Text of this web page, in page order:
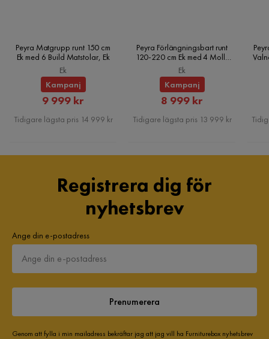
Sitthöjd (cm): 49
Peyra Matgrupp runt 150 cm
Ek med 6 Build Matstolar, Ek
Ek
Kampanj
Rabatterat
Pris
9 999 kr
Tidigare lägsta pris 14 999 kr
Peyra Förlängningsbart runt
120-220 cm Ek med 4 Molly
Matstolar, Ek
Ek
Kampanj
Rabatterat
Pris
8 999 kr
Tidigare lägsta pris 13 999 kr
Registrera dig för
nyhetsbrev
Ange din e-postadress
Prenumerera
Genom att fylla i min mailadress bekräftar jag att jag vill ha Furniturebox nyhetsbrev